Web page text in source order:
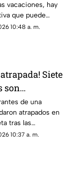
en
vacaciones, hay
que puede
en casetas,
10:48 a. m.
Siete
son
de una
tras
en
de una
atrapados en
tras las
en El Manantial;
10:37 a. m.